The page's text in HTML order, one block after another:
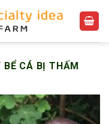
BỂ CÁ BỊ THẤM